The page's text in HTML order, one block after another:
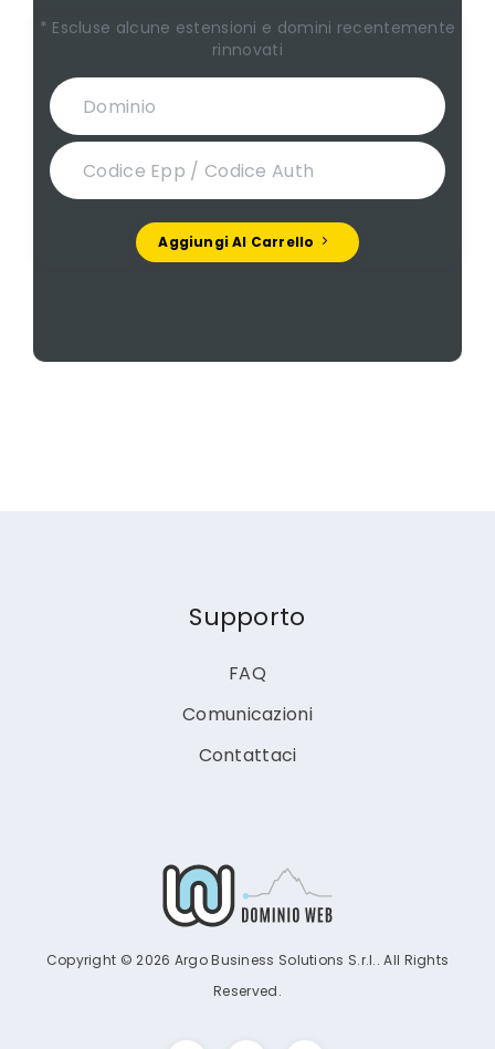
* Escluse alcune estensioni e domini recentemente
rinnovati
Aggiungi Al Carrello
Supporto
FAQ
Comunicazioni
Contattaci
Copyright © 2026 Argo Business Solutions S.r.l.. All Rights
Reserved.